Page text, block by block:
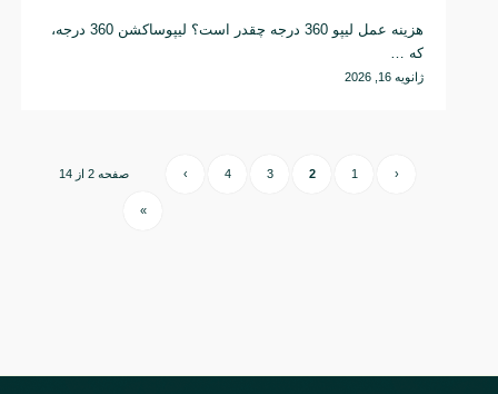
هزینه عمل لیپو 360 درجه چقدر است؟ لیپوساکشن 360 درجه،
که …
ژانویه 16, 2026
صفحه 2 از 14 ‹
1
2
3
4
›
»